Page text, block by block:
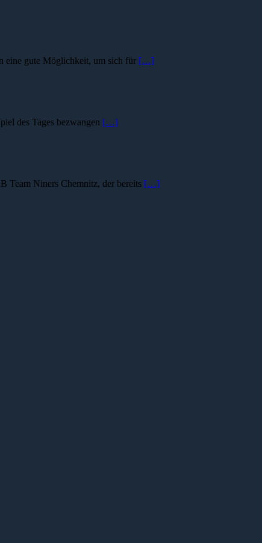
eine gute Möglichkeit, um sich für […]
des Tages bezwangen […]
Team Niners Chemnitz, der bereits […]